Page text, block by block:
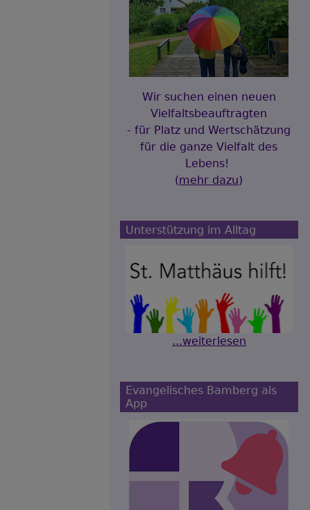
Wir suchen einen neuen
Vielfaltsbeauftragten
- für Platz und Wertschätzung
für die ganze Vielfalt des
Lebens!
(mehr dazu)
Unterstützung im Alltag
...weiterlesen
Evangelisches Bamberg als
App